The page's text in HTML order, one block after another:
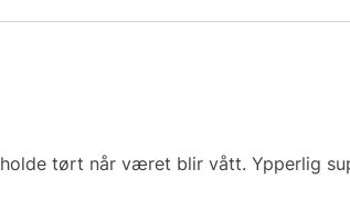
tørt når været blir vått. Ypperlig